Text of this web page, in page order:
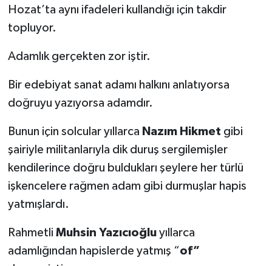
Hozat’ta aynı ifadeleri kullandığı için takdir
topluyor.
Adamlık gerçekten zor iştir.
Bir edebiyat sanat adamı halkını anlatıyorsa
doğruyu yazıyorsa adamdır.
Bunun için solcular yıllarca Nazım Hikmet gibi
şairiyle militanlarıyla dik duruş sergilemişler
kendilerince doğru buldukları şeylere her türlü
işkencelere rağmen adam gibi durmuşlar hapis
yatmışlardı.
Rahmetli Muhsin Yazıcıoğlu yıllarca
adamlığından hapislerde yatmış “of”